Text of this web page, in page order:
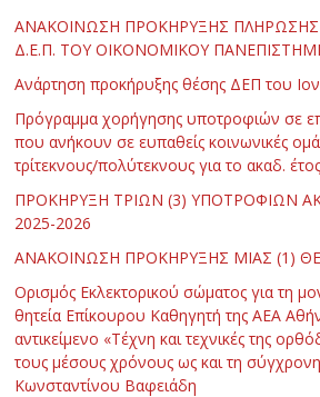
ΑΝΑΚΟΙΝΩΣΗ ΠΡΟΚΗΡΥΞΗΣ
Δ.Ε.Π. ΤΟΥ ΟΙΚΟΝΟΜΙΚΟΥ
Ανάρτηση προκήρυξης θέσης ΔΕΠ του
Πρόγραμμα χορήγησης υποτροφιών σε
που ανήκουν σε ευπαθείς κοινωνικές
τρίτεκνους/πολύτεκνους για το ακαδ.
ΠΡΟΚΗΡΥΞΗ ΤΡΙΩΝ (3) ΥΠΟΤΡΟΦΙΩΝ
2025-2026
ΑΝΑΚΟΙΝΩΣΗ ΠΡΟΚΗΡΥΞΗΣ ΜΙΑΣ (1)
Ορισμός Εκλεκτορικού σώματος για τη
θητεία Επίκουρου Καθηγητή της ΑΕΑ
αντικείμενο «Τέχνη και τεχνικές της
τους μέσους χρόνους ως και τη
Κωνσταντίνου Βαφειάδη